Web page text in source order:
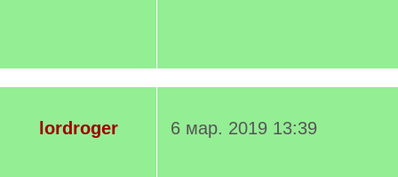
lordroger 6 мар. 2019 13:39